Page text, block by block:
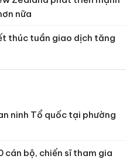
nữa
thúc tuần giao dịch tăng
ninh Tổ quốc tại phường
cán bộ, chiến sĩ tham gia